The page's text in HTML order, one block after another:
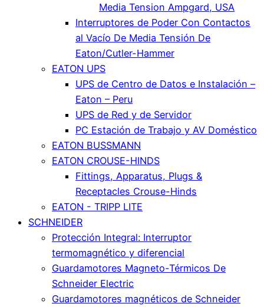
Media Tension Ampgard, USA
Interruptores de Poder Con Contactos
al Vacío De Media Tensión De
Eaton/Cutler-Hammer
EATON UPS
UPS de Centro de Datos e Instalación –
Eaton – Peru
UPS de Red y de Servidor
PC Estación de Trabajo y AV Doméstico
EATON BUSSMANN
EATON CROUSE-HINDS
Fittings, Apparatus, Plugs &
Receptacles Crouse-Hinds
EATON - TRIPP LITE
SCHNEIDER
Protección Integral: Interruptor
termomagnético y diferencial
Guardamotores Magneto-Térmicos De
Schneider Electric
Guardamotores magnéticos de Schneider